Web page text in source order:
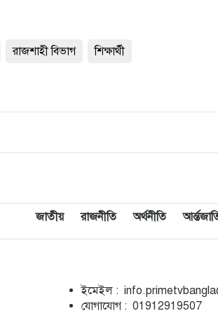
রাজশাহী বিভাগ শিক্ষার্থী
জাতীয় রাজনীতি অর্থনীতি
ইমেইল :
যোগাযোগ : 01912919507